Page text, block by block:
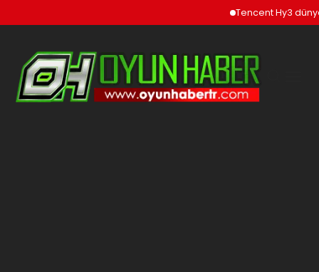
Tencent Hy3